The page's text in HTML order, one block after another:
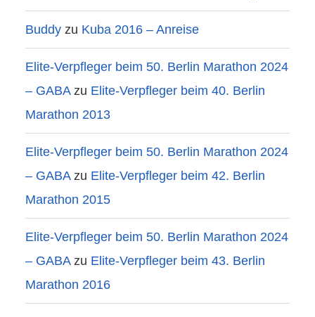
Buddy zu Kuba 2016 – Anreise
Elite-Verpfleger beim 50. Berlin Marathon 2024
– GABAzu Elite-Verpfleger beim 40. Berlin
Marathon 2013
Elite-Verpfleger beim 50. Berlin Marathon 2024
– GABAzu Elite-Verpfleger beim 42. Berlin
Marathon 2015
Elite-Verpfleger beim 50. Berlin Marathon 2024
– GABAzu Elite-Verpfleger beim 43. Berlin
Marathon 2016